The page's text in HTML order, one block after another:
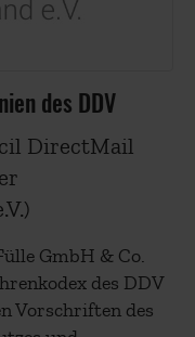
des DDV
DirectMail
GmbH & Co.
des DDV
Vorschriften des